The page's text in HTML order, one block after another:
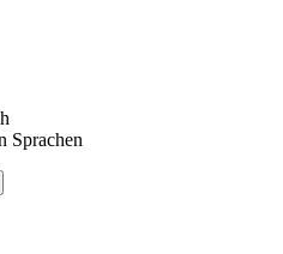
Sprachen